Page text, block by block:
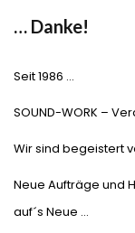
… Danke!
Seit 1986 …
SOUND-WORK –
Wir sind begeistert
Neue Aufträge und
auf´s Neue …